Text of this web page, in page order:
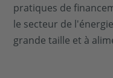
pratiques de
le secteur de
grande taille et à